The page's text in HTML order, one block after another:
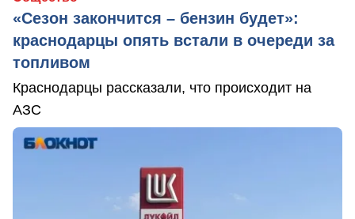
«Сезон закончится – бензин будет»:
краснодарцы опять встали в очереди за
топливом
Краснодарцы рассказали, что происходит на
АЗС